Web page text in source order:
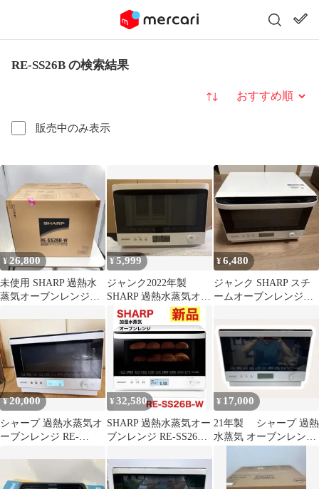
RE-SS26B の検索結果
販売中のみ表示
並び替え
¥26,800
未使用 SHARP 過熱水
蒸気オーブンレンジ
¥5,999
ジャンク2022年製
SHARP 過熱水蒸気オー
ブンレンジ RE-SS26B-
¥6,480
ジャンク SHARP スチ
ームオーブンレンジ
¥20,000
シャープ 過熱水蒸気オ
ーブンレンジ RE-
¥ 32,580
SHARP 過熱水蒸気オー
ブンレンジ RE-SS26B-
¥ 17,000
21年製 シャープ 過熱
水蒸気 オーブンレンジ